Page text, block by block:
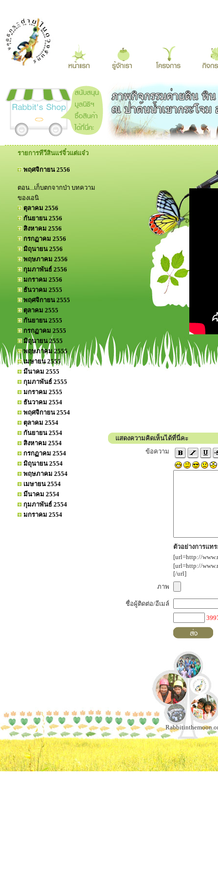
รายการทีวีสินแร่จิ๋วแต่แจ๋ว
พฤศจิกายน 2556
ตอน...เก็บตกจากป่า บทความ
ของเอนิ
ตุลาคม 2556
กันยายน 2556
สิงหาคม 2556
กรกฏาคม 2556
มิถุนายน 2556
พฤษภาคม 2556
กุมภาพันธ์ 2556
มกราคม 2556
ธันวาคม 2555
พฤศจิกายน 2555
ตุลาคม 2555
กันยายน 2555
กรกฏาคม 2555
มิถุนายน 2555
พฤษภาคม 2555
เมษายน 2555
มีนาคม 2555
กุมภาพันธ์ 2555
มกราคม 2555
ธันวาคม 2554
พฤศจิกายน 2554
ตุลาคม 2554
กันยายน 2554
สิงหาคม 2554
กรกฏาคม 2554
มิถุนายน 2554
พฤษภาคม 2554
เมษายน 2554
มีนาคม 2554
กุมภาพันธ์ 2554
มกราคม 2554
แสดงความคิดเห็นได้ที่นี่คะ
ข้อความ
ตัวอย่างการแท
[url=http://
[url=http://
[/url]
ภาพ
ชื่อผู้ติดต่อ/อีเมล์